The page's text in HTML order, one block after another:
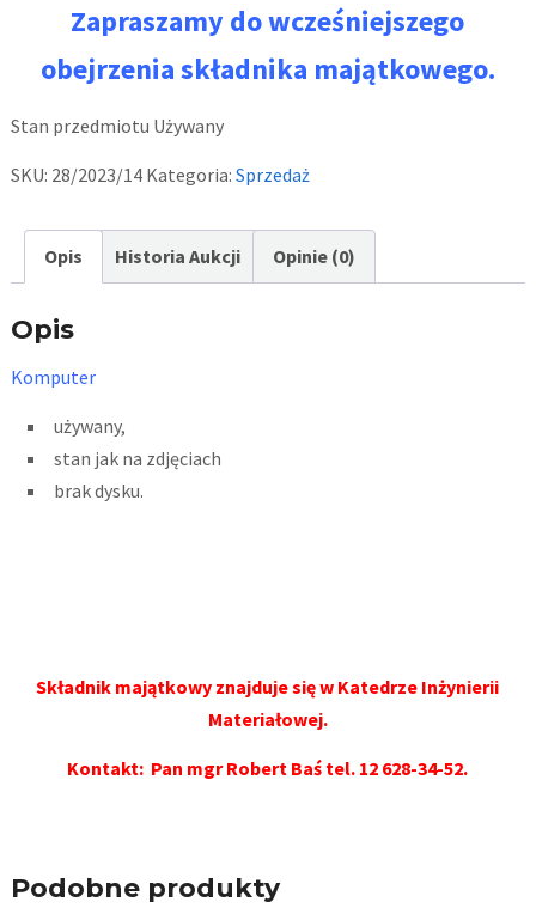
Zapraszamy do wcześniejszego
obejrzenia składnika majątkowego.
Stan przedmiotu Używany
SKU: 28/2023/14 Kategoria: Sprzedaż
Opis Historia Aukcji Opinie (0)
Opis
Komputer
używany,
stan jak na zdjęciach
brak dysku.
Składnik majątkowy znajduje się w Katedrze Inżynierii
Materiałowej.
Kontakt: Pan mgr Robert Baś tel. 12 628-34-52.
Podobne produkty